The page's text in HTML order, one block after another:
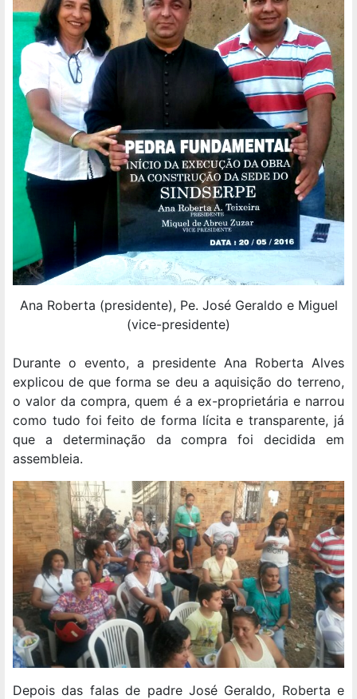
Ana Roberta (presidente), Pe. José Geraldo e Miguel
(vice-presidente)
Durante o evento, a presidente Ana Roberta Alves
explicou de que forma se deu a aquisição do terreno,
o valor da compra, quem é a ex-proprietária e narrou
como tudo foi feito de forma lícita e transparente, já
que a determinação da compra foi decidida em
assembleia.
Depois das falas de padre José Geraldo, Roberta e